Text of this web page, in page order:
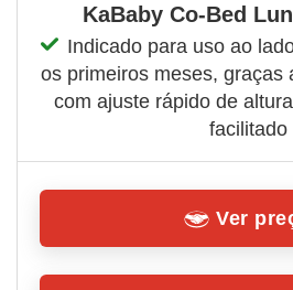
KaBaby Co-Bed
Indicado para uso ao
os primeiros meses, graças
com ajuste rápido de
facilitado
Ver